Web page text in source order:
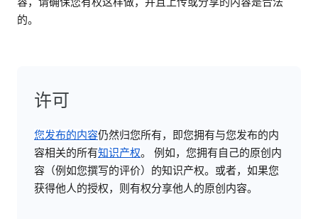
的。
许可
您发布的内容仍然归您所有，即您拥有与您发布的内
容相关的所有知识产权。 例如，您拥有自己的原创内
容（例如您撰写的评价）的知识产权。或者，如果您
获得他人的授权，则有权分享他人的原创内容。